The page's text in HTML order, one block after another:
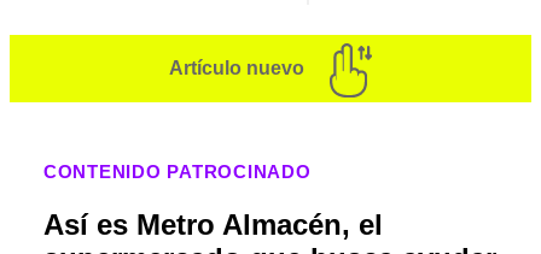
Artículo nuevo
CONTENIDO PATROCINADO
Así es Metro Almacén, el